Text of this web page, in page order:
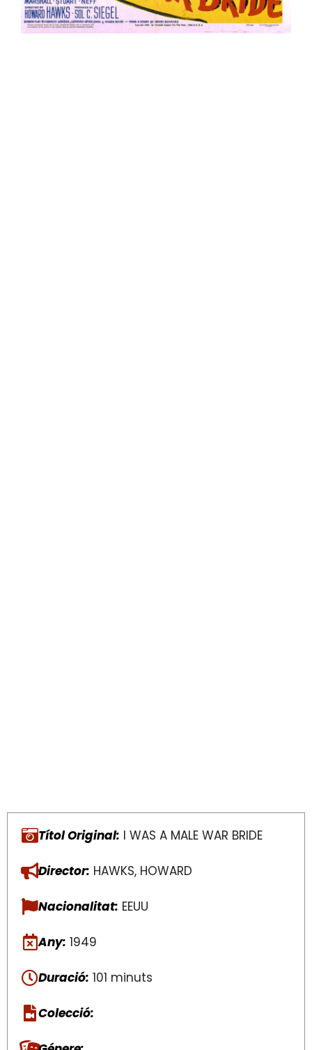
Títol Original: I WAS A MALE WAR BRIDE
Director: HAWKS, HOWARD
Nacionalitat: EEUU
Any: 1949
Duració: 101 minuts
Colecció: